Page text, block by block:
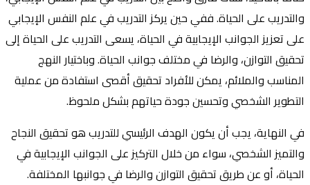
والتدريب على الحياة. ففي حين يركز التدريب في علم النفس الإيجابي
على تعزيز الجوانب الإيجابية في الحياة، يسعى التدريب على الحياة إلى
تحقيق التوازن، والرضا في مختلف جوانب الحياة. وباختيار النهج
المناسب والملائم، يمكن للأفراد تحقيق أقصى استفادة من عملية
التطوير الشخصي وتحسين جودة حياتهم بشكل ملحوظ.
في النهاية، يجب أن يكون الهدف الرئيسي للتدريب هو تحقيق النجاح
والتميز الشخصي، سواء من خلال التركيز على الجوانب الإيجابية في
الحياة، أو عن طريق تحقيق التوازن والرضا في جوانبها المختلفة.